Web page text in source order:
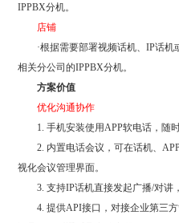
IPPBX分机。
店铺
·根据需要部署视频话机、IP话机
相关分公司的IPPBX分机。
方案价值
优化沟通协作
1. 手机安装使用APP软电话，随时
2. 内置电话会议，可在话机、
视化会议管理界面。
3. 支持IP话机直接发起广播/对讲
4. 提供API接口，对接企业第三方